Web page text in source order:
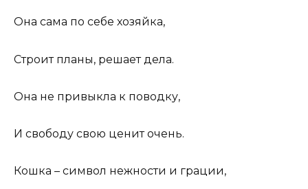
Она сама по себе хозяйка,
Строит планы, решает дела.
Она не привыкла к поводку,
И свободу свою ценит очень.
Кошка – символ нежности и грации,